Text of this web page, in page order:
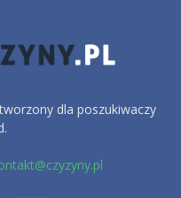
dla poszukiwaczy